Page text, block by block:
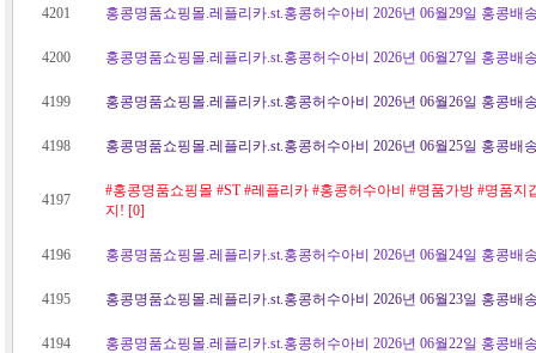
4201 홍콩명품쇼핑몰.레플리카.st.홍콩허수아비 2026년 06월29일 홍콩배
4200 홍콩명품쇼핑몰.레플리카.st.홍콩허수아비 2026년 06월27일 홍콩배
4199 홍콩명품쇼핑몰.레플리카.st.홍콩허수아비 2026년 06월26일 홍콩배
4198 홍콩명품쇼핑몰.레플리카.st.홍콩허수아비 2026년 06월25일 홍콩배
4197
#홍콩명품쇼핑몰 #ST #레플리카 #홍콩허수아비 #명품가방 #명품
지! [0]
4196 홍콩명품쇼핑몰.레플리카.st.홍콩허수아비 2026년 06월24일 홍콩배
4195 홍콩명품쇼핑몰.레플리카.st.홍콩허수아비 2026년 06월23일 홍콩배
4194 홍콩명품쇼핑몰.레플리카.st.홍콩허수아비 2026년 06월22일 홍콩배